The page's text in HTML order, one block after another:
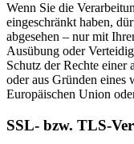
Wenn Sie die
eingeschränkt haben,
abgesehen – nur mit
Ausübung oder
Schutz der Rechte einer
oder aus Gründen eines
Europäischen Union
SSL- bzw. TLS-